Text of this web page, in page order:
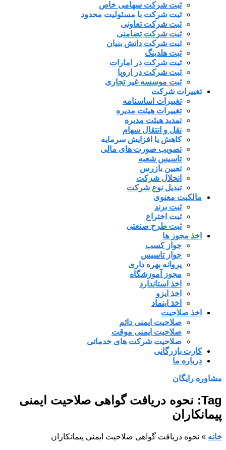
ثبت شرکت سهامی خاص
ثبت شرکت با مسئولیت محدود
ثبت شرکت تعاونی
ثبت شرکت تضامنی
ثبت شرکت دانش بنیان
ثبت هلدینگ
ثبت شرکت در امارات
ثبت شرکت در اروپا
ثبت موسسه غیر تجاری
تغییرات شرکت
تغییرات اساسنامه
تغییرات هیئت مدیره
تمدید هیئت مدیره
نقل و انتقال سهام
کاهش یا افزایش سرمایه
تصویب صورت های مالی
تاسیس شعبه
تعیین بازرس
انحلال شرکت
تبدیل نوع شرکت
مالکیت معنوی
ثبت برند
ثبت اختراع
ثبت طرح صنعتی
اخذ مجوز ها
جواز کسب
جواز تاسیس
پروانه بهره داری
مجوز آموزشگاه
اخذ استاندارد
اخذ ایزو
اخذ اینماد
اخذ صلاحیت
صلاحیت ایمنی دائم
صلاحیت ایمنی موقت
صلاحیت شرکت های خدماتی
کارت بازرگانی
درباره ما
مشاوره رایگان
Tag: نحوه دریافت گواهی صلاحیت ایمنی
پیمانکاران
خانه » نحوه دریافت گواهی صلاحیت ایمنی پیمانکاران